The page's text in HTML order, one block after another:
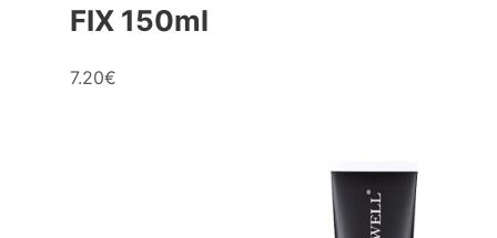
FIX 150ml
7.20€